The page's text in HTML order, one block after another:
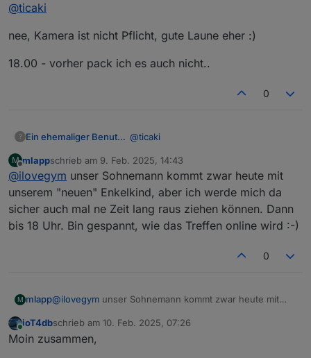
anschliessen (die Schärfe ist aber auch 20cm
Entfernung HW-seitig eingestellt ;-) )
Ich hoffe nicht das Kamera pflicht ist, a hab keine und b
muss ich dann ja rasieren
@ticaki
nee, Kamera ist nicht Pflicht, gute Laune eher :)
18.00 - vorher pack ich es auch nicht..
0
? Ein ehemaliger Benutzer @ticaki
nee, Kamera ist nicht Pflicht, gute
Laune eher :)
18.00 - vorher pack ich es auch nicht..
M
Offline
mlappschrieb am 9. Feb. 2025, 14:43
zuletzt editiert von
@ilovegym unser Sohnemann kommt zwar heute mit
unserem "neuen" Enkelkind, aber ich werde mich da
sicher auch mal ne Zeit lang raus ziehen können. Dann
bis 18 Uhr. Bin gespannt, wie das Treffen online wird :-)
0
M mlapp@ilovegym unser Sohnemann kommt zwar heute mit
sicher auch mal ne Zeit lang raus ziehen können. Dann
bis 18 Uhr. Bin gespannt, wie das Treffen online wird :-)
Online
ioT4dbschrieb am 10. Feb. 2025, 07:26
zuletzt editiert von
Moin zusammen,